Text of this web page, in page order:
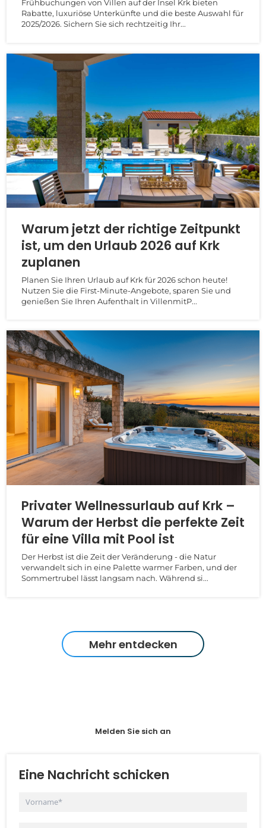
Frühbuchungen von Villen auf der Insel Krk bieten
Rabatte, luxuriöse Unterkünfte und die beste Auswahl für
2025/2026. Sichern Sie sich rechtzeitig Ihr...
Warum jetzt der richtige Zeitpunkt
ist, um den Urlaub 2026 auf Krk
zuplanen
Planen Sie Ihren Urlaub auf Krk für 2026 schon heute!
Nutzen Sie die First-Minute-Angebote, sparen Sie und
genießen Sie Ihren Aufenthalt in VillenmitP...
Privater Wellnessurlaub auf Krk –
Warum der Herbst die perfekte Zeit
für eine Villa mit Pool ist
Der Herbst ist die Zeit der Veränderung - die Natur
verwandelt sich in eine Palette warmer Farben, und der
Sommertrubel lässt langsam nach. Während si...
Mehr entdecken
Melden Sie sich an
Eine Nachricht schicken